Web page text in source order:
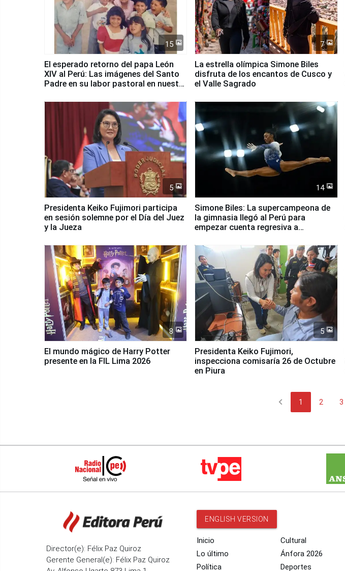
15
El esperado retorno del papa León
XIV al Perú: Las imágenes del Santo
Padre en su labor pastoral en nuestro
7
La estrella olímpica Simone Biles
disfruta de los encantos de Cusco y
el Valle Sagrado
5
Presidenta Keiko Fujimori participa
en sesión solemne por el Día del Juez
y la Jueza
14
Simone Biles: La supercampeona de
la gimnasia llegó al Perú para
empezar cuenta regresiva a
8
El mundo mágico de Harry Potter
presente en la FIL Lima 2026
5
Presidenta Keiko Fujimori,
inspecciona comisaría 26 de Octubre
en Piura
chevron_left 1 2 3
Director(e): Félix Paz Quiroz
Gerente General(e): Félix Paz Quiroz
ENGLISH VERSION
Inicio
Lo último
Política
Cultural
Ánfora 2026
Deportes